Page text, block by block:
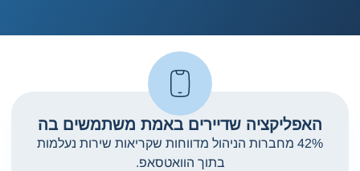
האפליקציה שדיירים באמת משתמשים בה
42% מחברות הניהול מדווחות שקריאות שירות נעלמות
בתוך הוואטסאפ.